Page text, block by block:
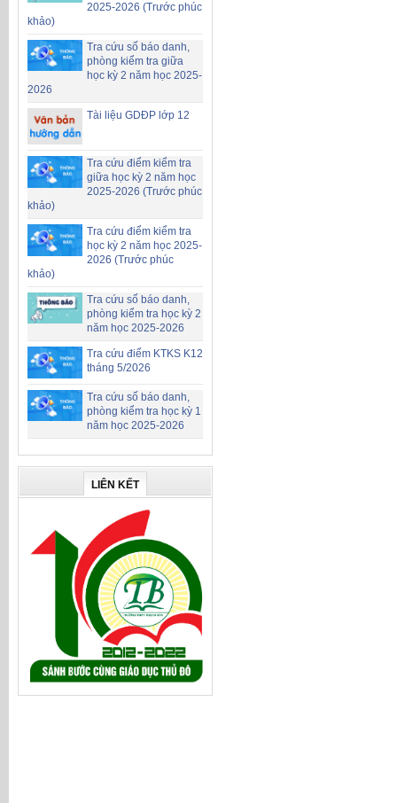
2025-2026 (Trước phúc
khảo)
Tra cứu số báo danh,
phòng kiểm tra giữa
học kỳ 2 năm học 2025-
2026
Tài liệu GDĐP lớp 12
Tra cứu điểm kiểm tra
giữa học kỳ 2 năm học
2025-2026 (Trước phúc
khảo)
Tra cứu điểm kiểm tra
học kỳ 2 năm học 2025-
2026 (Trước phúc
khảo)
Tra cứu số báo danh,
phòng kiểm tra học kỳ 2
năm học 2025-2026
Tra cứu điểm KTKS K12
tháng 5/2026
Tra cứu số báo danh,
phòng kiểm tra học kỳ 1
năm học 2025-2026
LIÊN KẾT